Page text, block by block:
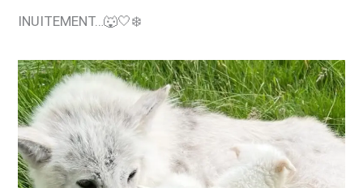
INUITEMENT…🐺🤍❄️